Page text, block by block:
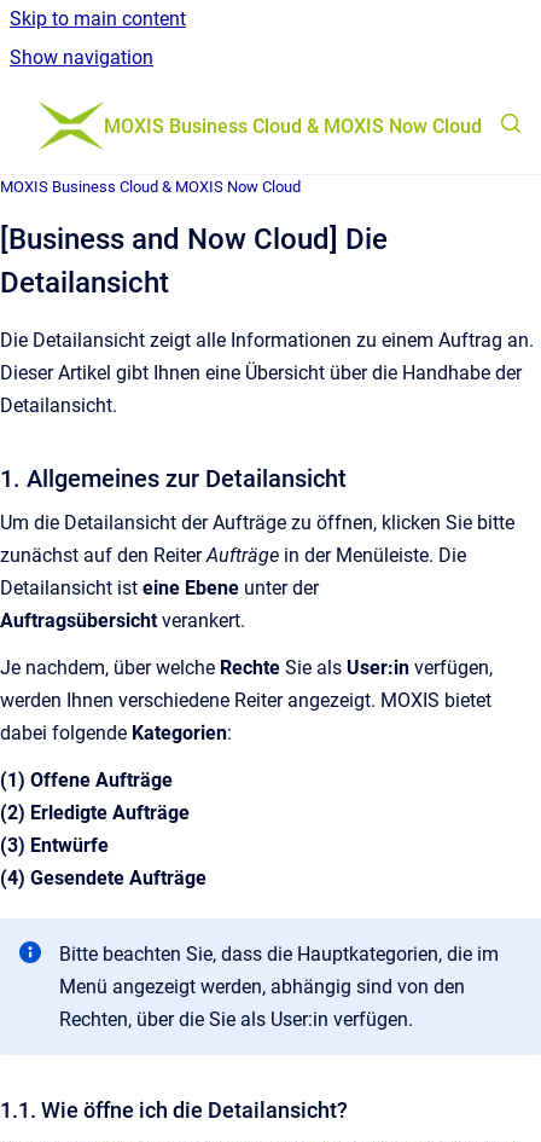
Skip to main content
Show navigation
Go to homepage
MOXIS Business Cloud & MOXIS Now Cloud
MOXIS Business Cloud & MOXIS Now Cloud
[Business and Now Cloud] Die
Detailansicht
Die Detailansicht zeigt alle Informationen zu einem Auftrag an.
Dieser Artikel gibt Ihnen eine Übersicht über die Handhabe der
Detailansicht.
1. Allgemeines zur Detailansicht
Um die Detailansicht der Aufträge zu öffnen, klicken Sie bitte
zunächst auf den ReiterAufträge in der Menüleiste. Die
Detailansicht ist eine Ebene unter der
Auftragsübersichtverankert.
Je nachdem, über welche Rechte Sie als User:in verfügen,
werden Ihnen verschiedene Reiter angezeigt. MOXIS bietet
dabei folgende Kategorien:
(1) Offene Aufträge
(2) Erledigte Aufträge
(3) Entwürfe
(4) Gesendete Aufträge
Bitte beachten Sie, dass die Hauptkategorien, die im
Menü angezeigt werden, abhängig sind von den
Rechten, über die Sie als User:in verfügen.
1.1. Wie öffne ich die Detailansicht?